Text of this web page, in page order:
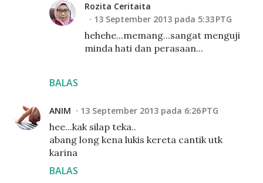
BALAS
Rozita Ceritaita
13 September 2013 pada 5:33 PTG
hehehe...memang...sangat menguji
minda hati dan perasaan...
ANIM 13 September 2013 pada 6:26 PTG
hee...kak silap teka..
abang long kena lukis kereta cantik utk
karina
BALAS